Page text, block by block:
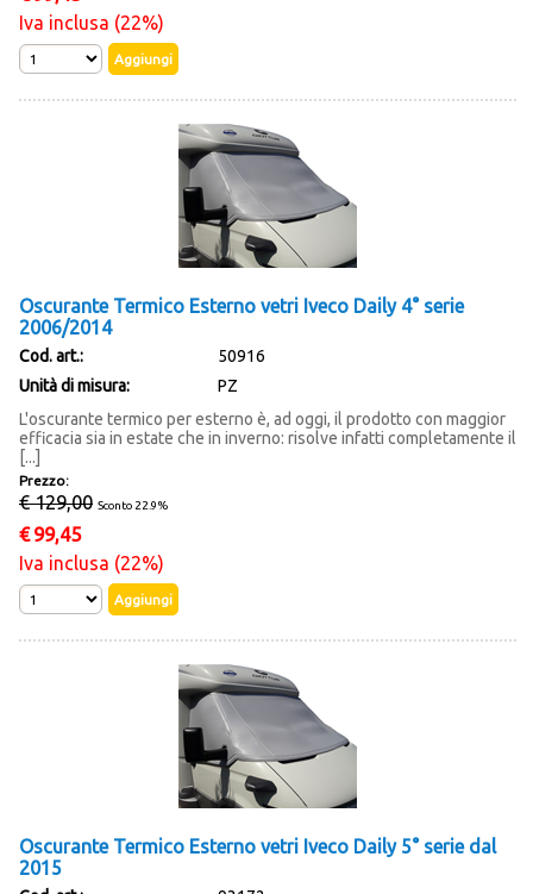
Iva inclusa (22%)
Oscurante Termico Esterno vetri Iveco Daily 4° serie
2006/2014
Cod. art.:
50916
Unità di misura:
PZ
L'oscurante termico per esterno è, ad oggi, il prodotto con maggior
efficacia sia in estate che in inverno: risolve infatti completamente il
[...]
Prezzo:
€ 129,00 Sconto 22.9%
€ 99,45
Iva inclusa (22%)
Oscurante Termico Esterno vetri Iveco Daily 5° serie dal
2015